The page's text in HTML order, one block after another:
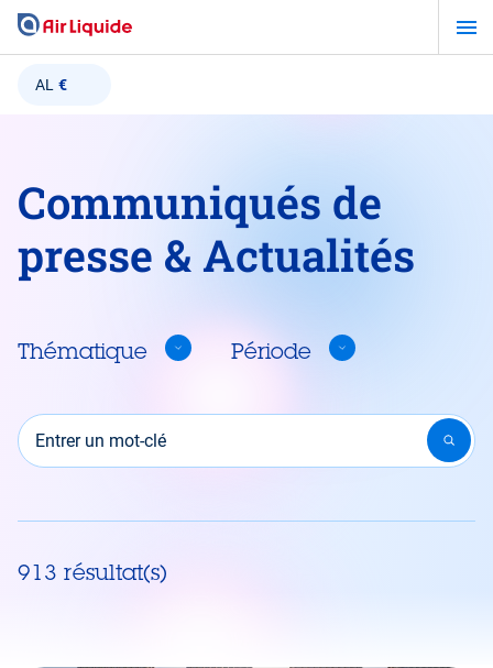
Aller
contenu
AL €
Communiqués de
presse & Actualités
Thématique Période
Entrer un mot-clé
913 résultat(s)